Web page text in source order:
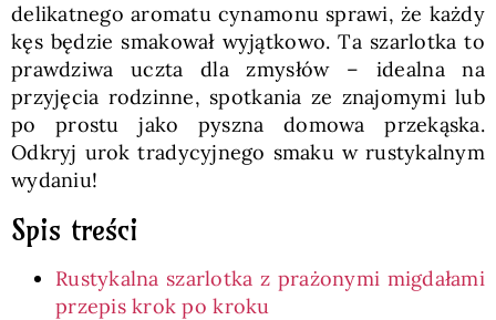
delikatnego aromatu cynamonu sprawi, że każdy
kęs będzie smakował wyjątkowo. Ta szarlotka to
prawdziwa uczta dla zmysłów – idealna na
przyjęcia rodzinne, spotkania ze znajomymi lub
po prostu jako pyszna domowa przekąska.
Odkryj urok tradycyjnego smaku w rustykalnym
wydaniu!
Spis treści
Rustykalna szarlotka z prażonymi migdałami
przepis krok po kroku